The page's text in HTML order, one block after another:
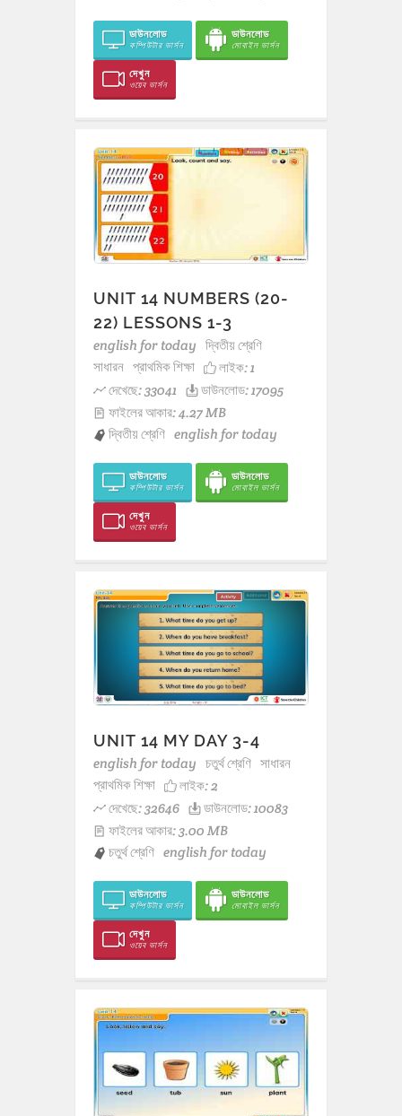
ডাউনলোড
কম্পিউটার ভার্সন
ডাউনলোড
মোবাইল ভার্সন
দেখুন
ওয়েব ভার্সন
UNIT 14 NUMBERS (20-
22) LESSONS 1-3
english for today দ্বিতীয় শ্রেণি
সাধারন প্রাথমিক শিক্ষা লাইক:1
দেখেছে: 33041
ডাউনলোড: 17095
ফাইলের আকার: 4.27 MB
দ্বিতীয় শ্রেণি english for today
ডাউনলোড
কম্পিউটার ভার্সন
ডাউনলোড
মোবাইল ভার্সন
দেখুন
ওয়েব ভার্সন
UNIT 14 MY DAY 3-4
english for today চতুর্থ শ্রেণি সাধারন
প্রাথমিক শিক্ষা
লাইক:2
দেখেছে: 32646
ডাউনলোড: 10083
ফাইলের আকার: 3.00 MB
চতুর্থ শ্রেণি english for today
ডাউনলোড
কম্পিউটার ভার্সন
ডাউনলোড
মোবাইল ভার্সন
দেখুন
ওয়েব ভার্সন